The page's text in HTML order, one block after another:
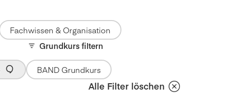
Fachwissen & Organisation
Grundkurs filtern
BAND Grundkurs
Alle Filter löschen